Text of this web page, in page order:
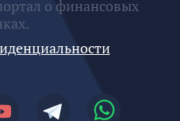
о финансовых